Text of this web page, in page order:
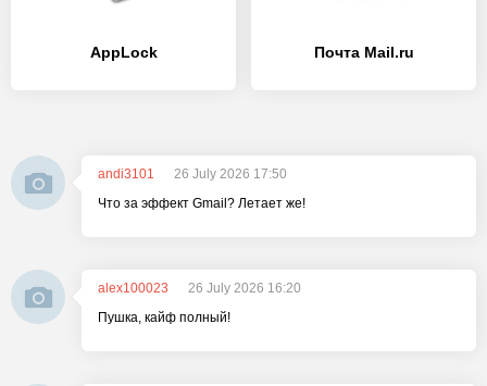
AppLock Почта Mail.ru
andi3101
26 July 2026 17:50
Что за эффект Gmail? Летает же!
alex100023
26 July 2026 16:20
Пушка, кайф полный!